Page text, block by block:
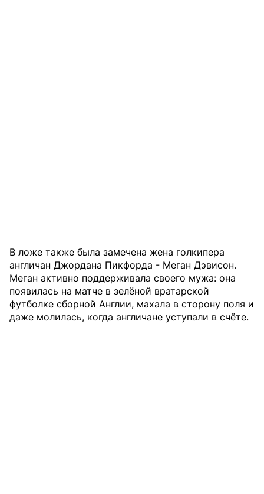
В ложе также была замечена жена голкипера
англичан Джордана Пикфорда - Меган Дэвисон.
Меган активно поддерживала своего мужа: она
появилась на матче в зелёной вратарской
футболке сборной Англии, махала в сторону поля и
даже молилась, когда англичане уступали в счёте.